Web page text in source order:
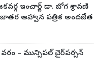
ఇంచార్జ్ డా. బోగ శ్రావణి
ఆహ్వాన పత్రిక అందజేత
– మున్సిపల్ చైర్‌పర్సన్